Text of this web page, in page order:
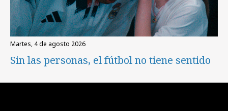
martes, 4 de agosto 2026
Sin las personas, el fútbol no tiene sentido